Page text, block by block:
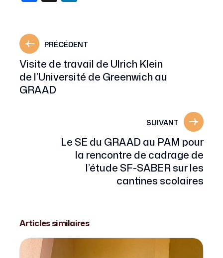
PRÉCÉDENT
Visite de travail de Ulrich Klein
de l’Université de Greenwich au
GRAAD
SUIVANT
Le SE du GRAAD au PAM pour
la rencontre de cadrage de
l’étude SF-SABER sur les
cantines scolaires
Articles similaires